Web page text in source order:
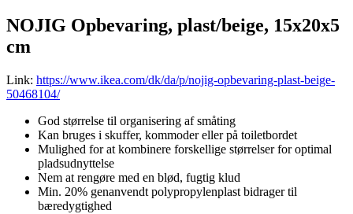
NOJIG Opbevaring, plast/beige, 15x20x5
cm
Link: https://www.ikea.com/dk/da/p/nojig-opbevaring-plast-beige-
50468104/
God størrelse til organisering af småting
Kan bruges i skuffer, kommoder eller på toiletbordet
Mulighed for at kombinere forskellige størrelser for optimal
pladsudnyttelse
Nem at rengøre med en blød, fugtig klud
Min. 20% genanvendt polypropylenplast bidrager til
bæredygtighed